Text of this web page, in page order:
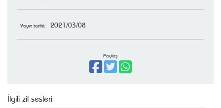
Yayın tarihi: 2021/03/08
Paylaş
İlgili zil sesleri